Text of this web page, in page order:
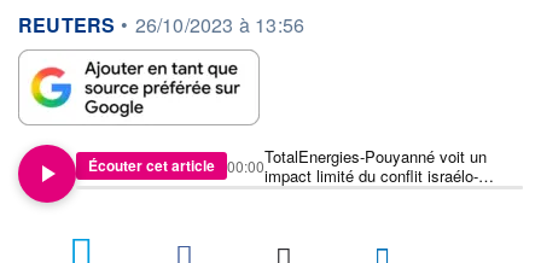
information fournie par
REUTERS • 26/10/2023 à 13:56
Écouter cet article
TotalEnergies-Pouyanné voit un
impact limité du conflit israélo-
palestinien
00:00